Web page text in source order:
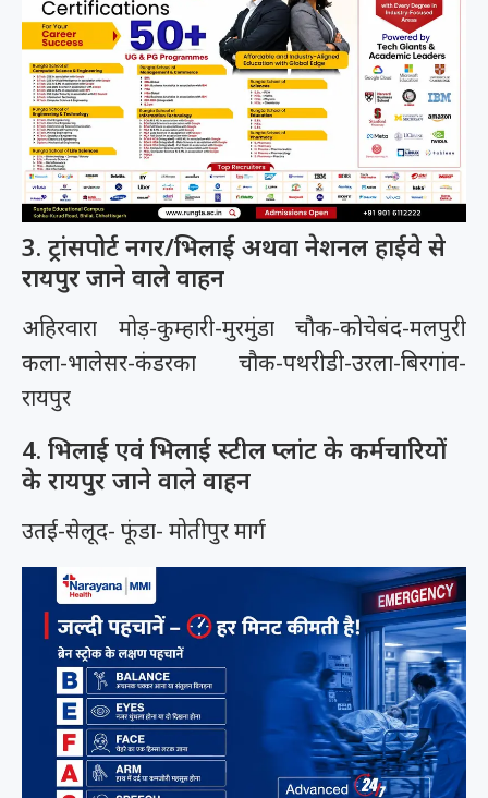
3. ट्रांसपोर्ट नगर/भिलाई अथवा नेशनल हाईवे से
रायपुर जाने वाले वाहन
अहिरवारा मोड़-कुम्हारी-मुरमुंडा चौक-कोचेबंद-मलपुरी
कला-भालेसर-कंडरका चौक-पथरीडी-उरला-बिरगांव-
रायपुर
4. भिलाई एवं भिलाई स्टील प्लांट के कर्मचारियों
के रायपुर जाने वाले वाहन
उतई-सेलूद- फूंडा- मोतीपुर मार्ग